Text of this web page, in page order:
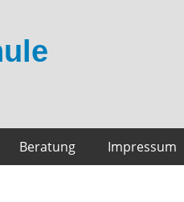
Beratung Impressum